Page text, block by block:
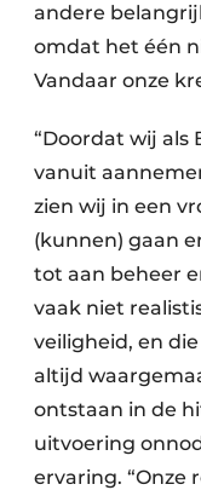
andere
omdat het één
Vandaar onze
“Doordat wij als
vanuit
zien wij in een
(kunnen) gaan
tot aan beheer
vaak niet
veiligheid, en
altijd
ontstaan in de
uitvoering
ervaring. “Onze